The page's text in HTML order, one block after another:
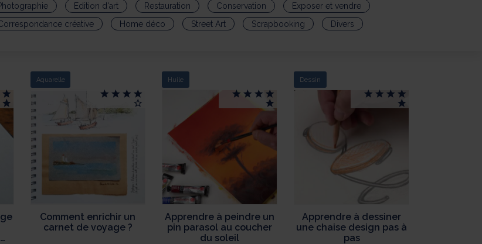
Edition d'art Restauration Conservation
Exposer et vendre
créative Home déco Street Art Scrapbooking Divers
Aquarelle
Comment enrichir un
carnet de voyage ?
Huile
Apprendre à peindre un
pin parasol au coucher
du soleil
Dessin
Apprendre à dessiner
une chaise design pas à
pas